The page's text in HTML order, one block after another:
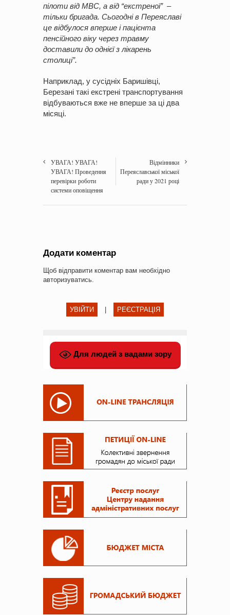
пілоти від МВС, а від “екстреної” –
тільки бригада. Сьогодні в Переяславі
це відбулося вперше і пацієнта
пенсійного віку через травму
доставили до однієї з лікарень
столиці”.
Наприклад, у сусідніх Баришівці,
Березані такі екстрені транспортування
відбуваються вже не вперше за ці два
місяці.
УВАГА! УВАГА!
УВАГА! Проведення
перевірки роботи
системи оповіщення
Відмінники
Переяславської міської
ради у 2021 році
Додати коментар
Щоб відправити коментар вам необхідно
авторизуватись.
УВІЙТИ РЕЄСТРАЦІЯ
Для людей з вадами зору